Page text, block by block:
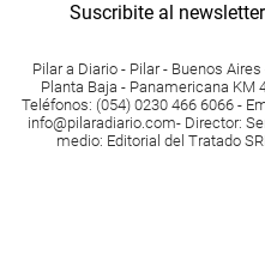
Suscribite al newsletter
Pilar a Diario - Pilar - Buenos Aires
Planta Baja - Panamericana KM
Teléfonos: (054) 0230 466 6066 -
info@pilaradiario.com- Director:
medio: Editorial del Tratado